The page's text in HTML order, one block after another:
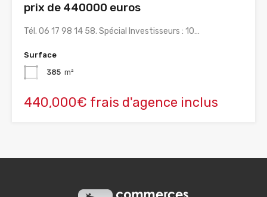
prix de 440000 euros
Tél. 06 17 98 14 58. Spécial Investisseurs : 10…
Surface
385 m²
440,000€ frais d'agence inclus